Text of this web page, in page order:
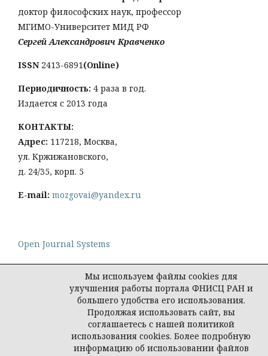
доктор философских наук, профессор
МГИМО-Университет МИД РФ
Сергей Александрович Кравченко
ISSN 2413-6891(Online)
Периодичность: 4 раза в год.
Издается с 2013 года
КОНТАКТЫ:
Адрес: 117218, Москва,
ул. Кржижановского,
д. 24/35, корп. 5
E-mail: mozgovai@yandex.ru
Open Journal Systems
Политика конфиденциальности персональных
© Социологическая наука и социальная практика,
Мы используем файлы cookies для
улучшения работы портала ФНИСЦ РАН и
большего удобства его использования.
Продолжая использовать сайт, вы
соглашаетесь с нашей политикой
использования cookies. Более подробную
информацию об использовании файлов